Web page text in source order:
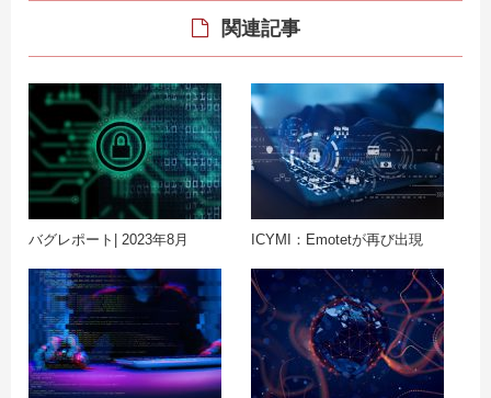
関連記事
バグレポート| 2023年8月 ICYMI：Emotetが再び出現